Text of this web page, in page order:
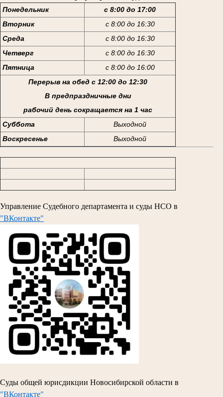
Понедельник
с 8:00 до 17:00
Вторник
с 8:00 до 16:30
Среда
с 8:00 до 16:30
Четверг
с 8:00 до 16:30
Пятница
с 8:00 до 16:00
Перерыв на обед с 12:00 до 12:30
В предпраздничные дни
рабочий день сокращается на 1 час
Суббота
Выходной
Воскресенье
Выходной
Управление Судебного департамента и суды НСО в
"ВКонтакте"
Суды общей юрисдикции Новосибирской области в
"ВКонтакте"